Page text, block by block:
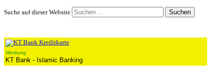
Suche auf dieser Website Suchen
Werbung
KT Bank - Islamic Banking